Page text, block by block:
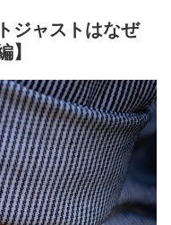
ジャストはなぜ
】